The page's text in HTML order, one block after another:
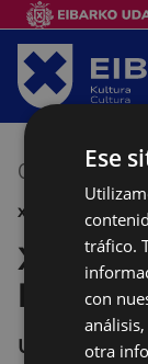
03/03/2017
XL JORNADAS
XV
UNTZAGA
Ese
tráfico.
con
otra